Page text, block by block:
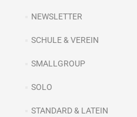
NEWSLETTER
SCHULE & VEREIN
SMALLGROUP
SOLO
STANDARD & LATEIN